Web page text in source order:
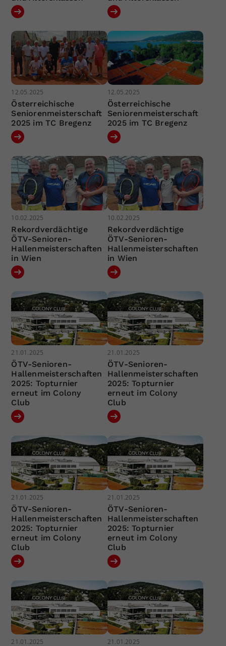
12.05.2025
Österreichische
Seniorenmeisterschaft
2025 im TC Bregenz
12.05.2025
Österreichische
Seniorenmeisterschaft
2025 im TC Bregenz
10.02.2025
Rekordverdächtige
ÖTV-Senioren-
Hallenmeisterschaften
in Wien
10.02.2025
Rekordverdächtige
ÖTV-Senioren-
Hallenmeisterschaften
in Wien
21.01.2025
ÖTV-Senioren-
Hallenmeisterschaften
2025: Topturnier
erneut im Colony
Club
21.01.2025
ÖTV-Senioren-
Hallenmeisterschaften
2025: Topturnier
erneut im Colony
Club
21.01.2025
ÖTV-Senioren-
Hallenmeisterschaften
2025: Topturnier
erneut im Colony
Club
21.01.2025
ÖTV-Senioren-
Hallenmeisterschaften
2025: Topturnier
erneut im Colony
Club
21.01.2025 21.01.2025